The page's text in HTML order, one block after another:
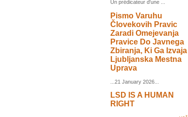
Un prédicateur d'une ...
Pismo Varuhu
Človekovih Pravic
Zaradi Omejevanja
Pravice Do Javnega
Zbiranja, Ki Ga Izvaja
Ljubljanska Mestna
Uprava
...21 January 2026...
LSD IS A HUMAN
RIGHT